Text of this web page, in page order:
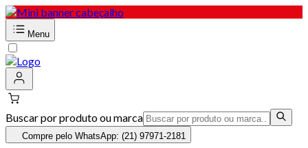
Menu
Buscar por produto ou marca
Compre pelo WhatsApp: (21) 97971-2181